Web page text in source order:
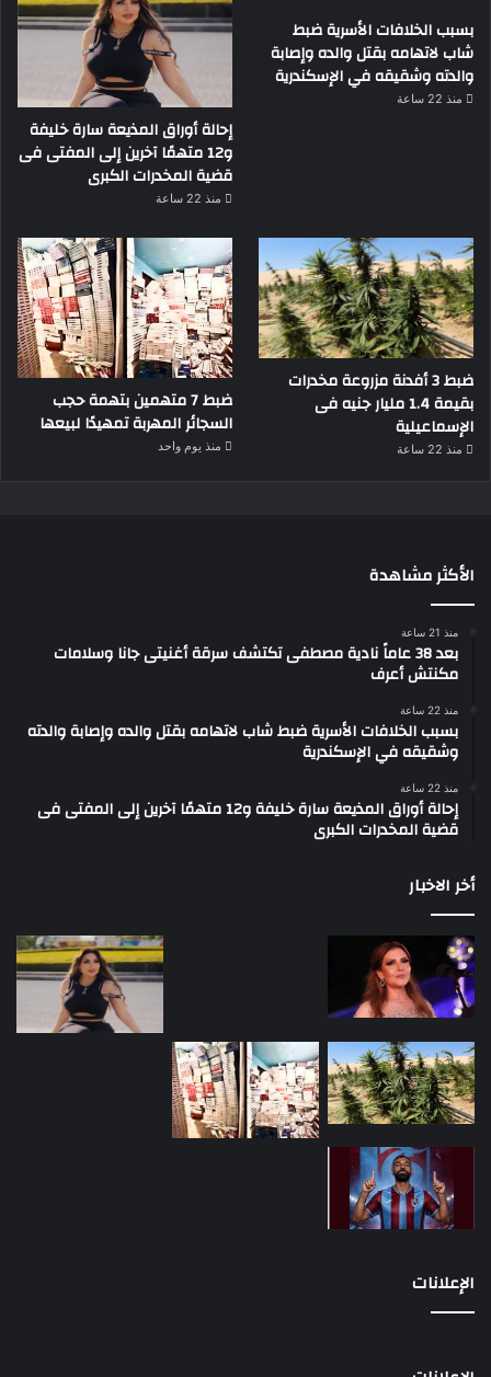
بسبب الخلافات الأسرية ضبط
شاب لاتهامه بقتل والده وإصابة
والدته وشقيقه في الإسكندرية
منذ 22 ساعة
إحالة أوراق المذيعة سارة خليفة
و12 متهمًا آخرين إلى المفتى فى
قضية المخدرات الكبرى
منذ 22 ساعة
ضبط 3 أفدنة مزروعة مخدرات
بقيمة 1.4 مليار جنيه فى
الإسماعيلية
منذ 22 ساعة
ضبط 7 متهمين بتهمة حجب
السجائر المهربة تمهيدًا لبيعها
منذ يوم واحد
الأكثر مشاهدة
منذ 21 ساعة
بعد 38 عاماً نادية مصطفى تكتشف سرقة أغنيتى جانا وسلامات
مكنتش أعرف
منذ 22 ساعة
بسبب الخلافات الأسرية ضبط شاب لاتهامه بقتل والده وإصابة والدته
وشقيقه في الإسكندرية
منذ 22 ساعة
إحالة أوراق المذيعة سارة خليفة و12 متهمًا آخرين إلى المفتى فى
قضية المخدرات الكبرى
أخر الاخبار
الإعلانات